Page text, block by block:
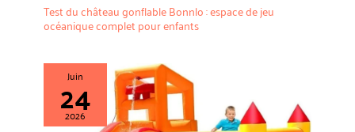
Test du château gonflable Bonnlo : espace de jeu
océanique complet pour enfants
Juin
24
2026